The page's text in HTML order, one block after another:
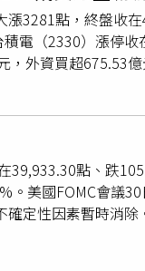
連續買超），當股票
本面、技術面、籌
存股標的。 不過
表未來，機器人選
性崩盤或產業結構
價可能已經提前反
推廣「AI智能帶單
App較宜。
託及台股開戶數成
獨立綜合券商，
泛的銀行兼營據點
上表現穩健。 雖然
券商還需要注意以
低的破盤價來搶客。
3281點，終盤收
電（2330）漲停收
外資買超675.53
漲停，收在102.85
數，包括外資買超
）、主動群益科技
為24分割，成為市
為台股大跌之際的
2280）、鴻海（
也一定要有風險意
資人須考量自身理
震盪加劇，應被視
點、跌
美國FOMC會議30
定性因素暫時消除
韓國更因監管環
否過熱」的討論再